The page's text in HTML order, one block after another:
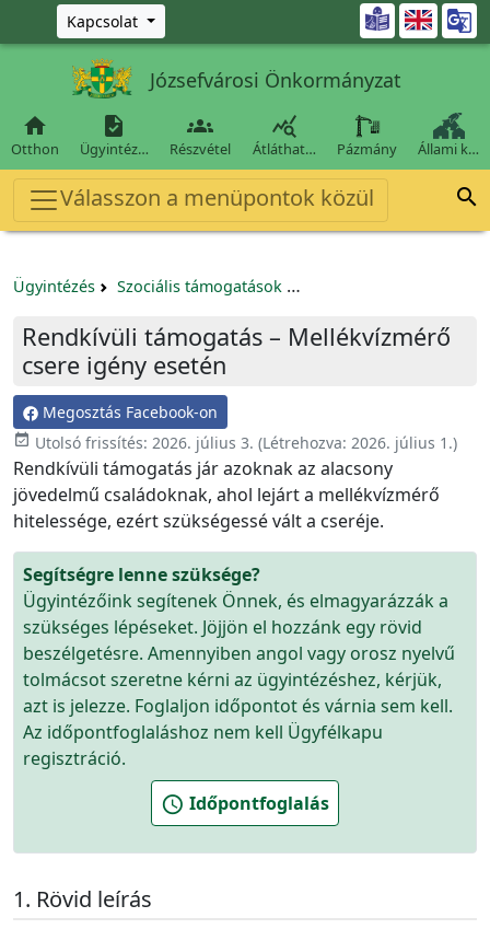
Ugrás a fő tartalomra
Kapcsolat 
Józsefvárosi Önkormányzat

Otthon

Ügyintéz…

Részvétel

Átláthat… Pázmány Állami k…
Válasszon a menüpontok közül 
Ügyintézés Szociális támogatások
Rendkívüli támogatás – Mellékvízmérő
csere igény esetén
Megosztás Facebook-on
event_available Utolsó frissítés: 2026. július 3. (Létrehozva: 2026. július 1.)
Rendkívüli támogatás jár azoknak az alacsony
jövedelmű családoknak, ahol lejárt a mellékvízmérő
hitelessége, ezért szükségessé vált a cseréje.
Segítségre lenne szüksége?
Ügyintézőink segítenek Önnek, és elmagyarázzák a
szükséges lépéseket. Jöjjön el hozzánk egy rövid
beszélgetésre. Amennyiben angol vagy orosz nyelvű
tolmácsot szeretne kérni az ügyintézéshez, kérjük,
azt is jelezze. Foglaljon időpontot és várnia sem kell.
Az időpontfoglaláshoz nem kell Ügyfélkapu
regisztráció.
schedule Időpontfoglalás
Rövid leírás